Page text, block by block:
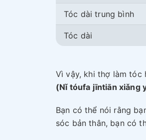
Tóc dài trung bình
Tóc dài
Vì vậy, khi thợ làm tóc
(Nǐ tóufa jīntiān xiǎng
Bạn có thể nói rằng
sóc bản thân, bạn có